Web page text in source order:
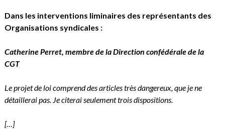
Dans les interventions liminaires des représentants des
Organisations syndicales :
Catherine Perret, membre de la Direction confédérale de la
CGT
Le projet de loi comprend des articles très dangereux, que je ne
détaillerai pas. Je citerai seulement trois dispositions.
[…]